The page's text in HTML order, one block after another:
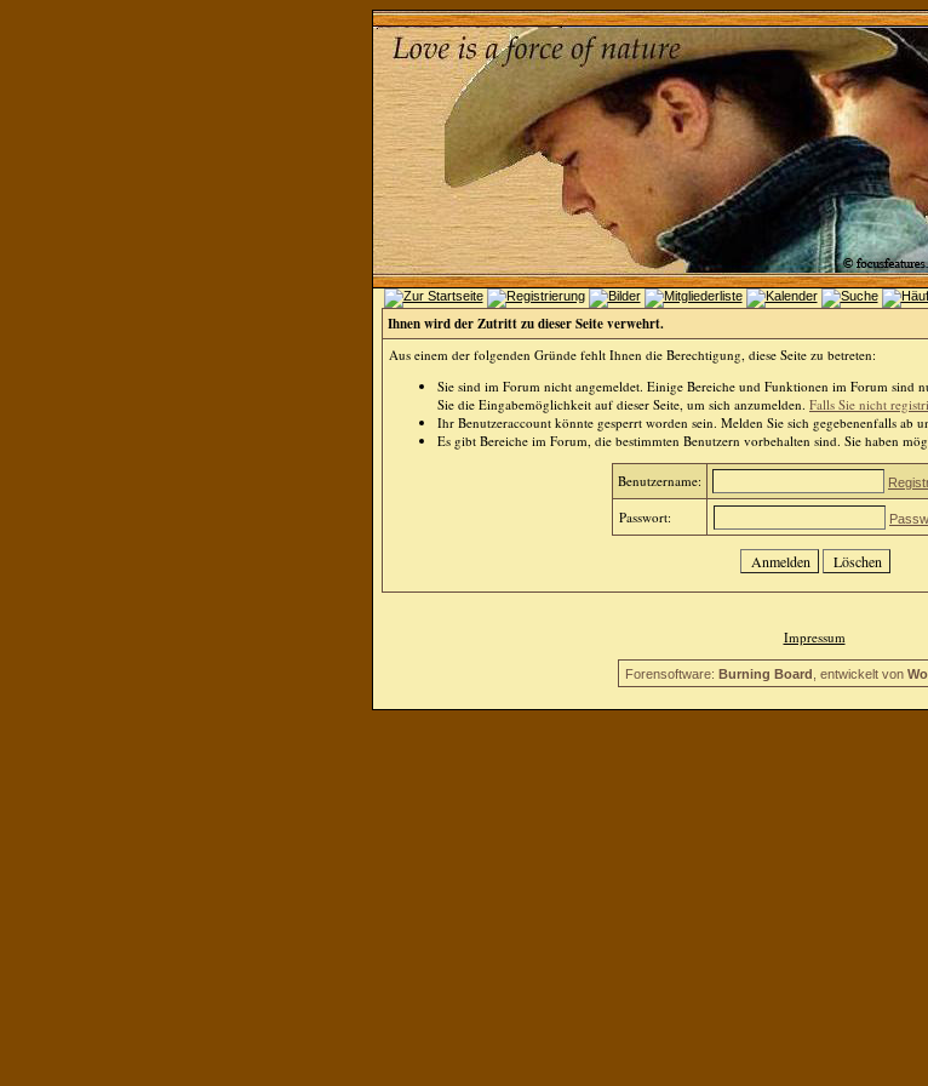
Ihnen wird der Zutritt zu dieser Seite verwehrt.
Aus einem der folgenden Gründe fehlt Ihnen die Berechtigung, diese Seite zu betreten:
Sie sind im Forum nicht angemeldet. Einige Bereiche und Funktionen im Forum sind
Sie die Eingabemöglichkeit auf dieser Seite, um sich anzumelden. Falls Sie nicht
Ihr Benutzeraccount könnte gesperrt worden sein. Melden Sie sich gegebenenfalls ab
Es gibt Bereiche im Forum, die bestimmten Benutzern vorbehalten sind. Sie haben
Benutzername:
Passwort:
Impressum
Forensoftware: Burning Board , entwickelt von